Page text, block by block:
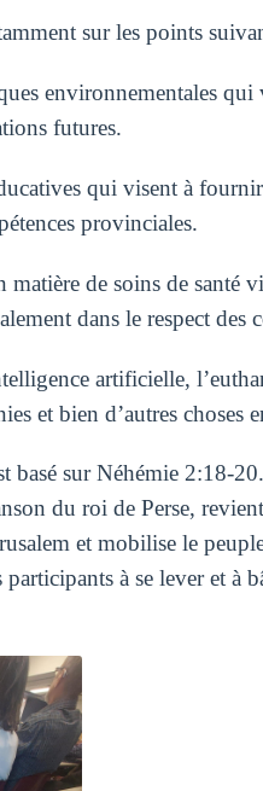
sur les points
environnementales qui
futures.
qui visent à fournir
provinciales.
de soins de santé
dans le respect des
artificielle,
et bien d’autres choses
basé sur Néhémie 2:18-
du roi de Perse,
et mobilise le
à se lever et à